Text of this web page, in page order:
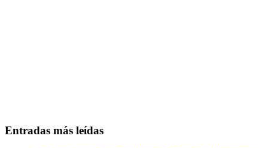
Entradas más leídas